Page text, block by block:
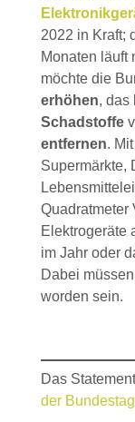
2022 in Kraft;
Monaten läuft
möchte die
erhöhen, das
Schadstoffe
entfernen.
Supermärkte,
Quadratmeter
Elektrogeräte
im Jahr oder
Dabei
worden sein.
Das
der